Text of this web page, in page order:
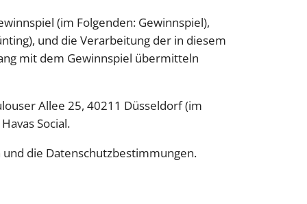
(im Folgenden: Gewinnspiel),
und die Verarbeitung der in diesem
mit dem Gewinnspiel übermitteln
Allee 25, 40211 Düsseldorf (im
Social.
die Datenschutzbestimmungen.